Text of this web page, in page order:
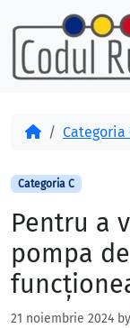
Skip to content
Skip to footer
AcasăCategoria
Categoria C
Pentru a
pompa
21 noiembrie 2024 by